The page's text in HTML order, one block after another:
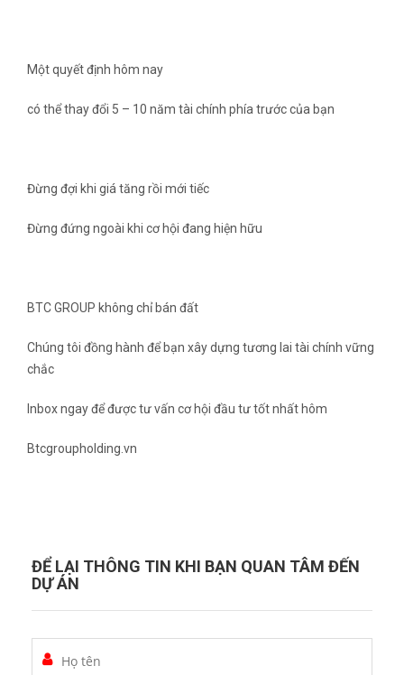
Một quyết định hôm nay
có thể thay đổi 5 – 10 năm tài chính phía trước của bạn
Đừng đợi khi giá tăng rồi mới tiếc
Đừng đứng ngoài khi cơ hội đang hiện hữu
BTC GROUP không chỉ bán đất
Chúng tôi đồng hành để bạn xây dựng tương lai tài chính vững
chắc
Inbox ngay để được tư vấn cơ hội đầu tư tốt nhất hôm
Btcgroupholding.vn
ĐỂ LẠI THÔNG TIN KHI BẠN QUAN TÂM ĐẾN
DỰ ÁN